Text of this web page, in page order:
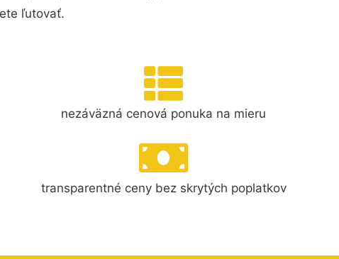
ľutovať.
nezáväzná cenová ponuka na mieru
transparentné ceny bez skrytých poplatkov